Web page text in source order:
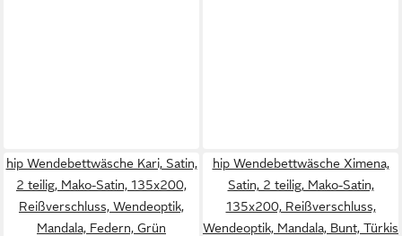
hip Wendebettwäsche Kari, Satin,
2 teilig, Mako-Satin, 135x200,
Reißverschluss, Wendeoptik,
Mandala, Federn, Grün
hip Wendebettwäsche Ximena,
Satin, 2 teilig, Mako-Satin,
135x200, Reißverschluss,
Wendeoptik, Mandala, Bunt, Türkis